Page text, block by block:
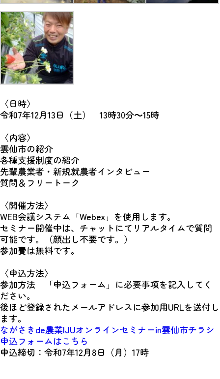
〈日時〉
令和7年12月13日（土） 13時30分～15時
〈内容〉
雲仙市の紹介
各種支援制度の紹介
先輩農業者・新規就農者インタビュー
質問＆フリートーク
〈開催方法〉
WEB会議システム「Webex」を使用します。
セミナー開催中は、チャットにてリアルタイムで質問
可能です。（顔出し不要です。）
参加費は無料です。
〈申込方法〉
参加方法 「申込フォーム」に必要事項を記入してく
ださい。
後ほど登録されたメールアドレスに参加用URLを送付し
ます。
ながさきde農業IJUオンラインセミナーin雲仙市チラシ
申込フォームはこちら
申込締切：令和7年12月8日（月）17時